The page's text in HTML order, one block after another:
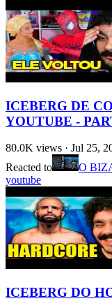
ICEBERG DE
YOUTUBE -
80.0K views · Jul 25,
Reacted to
O
youtube
ICEBERG DO